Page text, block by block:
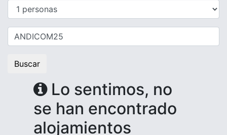
Buscar
Lo sentimos, no
se han encontrado
alojamientos